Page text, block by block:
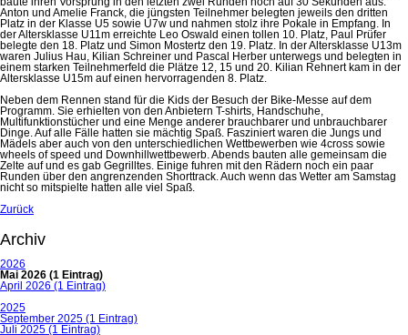
Anton und Amelie Franck, die jüngsten Teilnehmer belegten jeweils den dritten
Platz in der Klasse U5 sowie U7w und nahmen stolz ihre Pokale in Empfang. In
der Altersklasse U11m erreichte Leo Oswald einen tollen 10. Platz, Paul Prüfer
belegte den 18. Platz und Simon Mostertz den 19. Platz. In der Altersklasse U13m
waren Julius Hau, Kilian Schreiner und Pascal Herber unterwegs und belegten in
einem starken Teilnehmerfeld die Plätze 12, 15 und 20. Kilian Rehnert kam in der
Altersklasse U15m auf einen hervorragenden 8. Platz.
Neben dem Rennen stand für die Kids der Besuch der Bike-Messe auf dem
Programm. Sie erhielten von den Anbietern T-shirts, Handschuhe,
Multifunktionstücher und eine Menge anderer brauchbarer und unbrauchbarer
Dinge. Auf alle Fälle hatten sie mächtig Spaß. Fasziniert waren die Jungs und
Mädels aber auch von den unterschiedlichen Wettbewerben wie 4cross sowie
wheels of speed und Downhillwettbewerb. Abends bauten alle gemeinsam die
Zelte auf und es gab Gegrilltes. Einige fuhren mit den Rädern noch ein paar
Runden über den angrenzenden Shorttrack. Auch wenn das Wetter am Samstag
nicht so mitspielte hatten alle viel Spaß.
Zurück
Archiv
2026
Mai 2026 (1 Eintrag)
April 2026 (1 Eintrag)
2025
September 2025 (1 Eintrag)
Juli 2025 (1 Eintrag)